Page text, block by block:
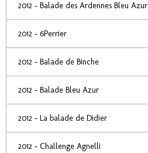
2012 - Balade des Ardennes Bleu Azur
2012 - 6Perrier
2012 - Balade de Binche
2012 - Balade Bleu Azur
2012 - La balade de Didier
2012 - Challenge Agnelli